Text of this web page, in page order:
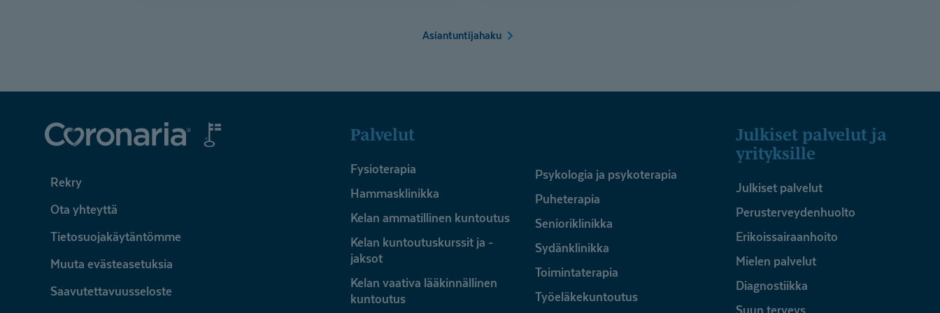
Asiantuntijahaku
Coronaria
Rekry
Ota yhteyttä
Tietosuojakäytäntömme
Muuta evästeasetuksia
Saavutettavuusseloste
Palvelut
Fysioterapia
Hammasklinikka
Kelan ammatillinen kuntoutus
Kelan kuntoutuskurssit ja -
jaksot
Kelan vaativa lääkinnällinen
kuntoutus
Psykologia ja psykoterapia
Puheterapia
Senioriklinikka
Sydänklinikka
Toimintaterapia
Työeläkekuntoutus
Julkiset palvelut ja
yrityksille
Julkiset palvelut
Perusterveydenhuolto
Erikoissairaanhoito
Mielen palvelut
Diagnostiikka
Suun terveys